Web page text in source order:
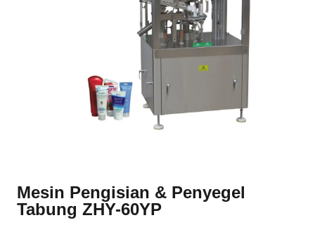
Mesin Pengisian & Penyegel
Tabung ZHY-60YP